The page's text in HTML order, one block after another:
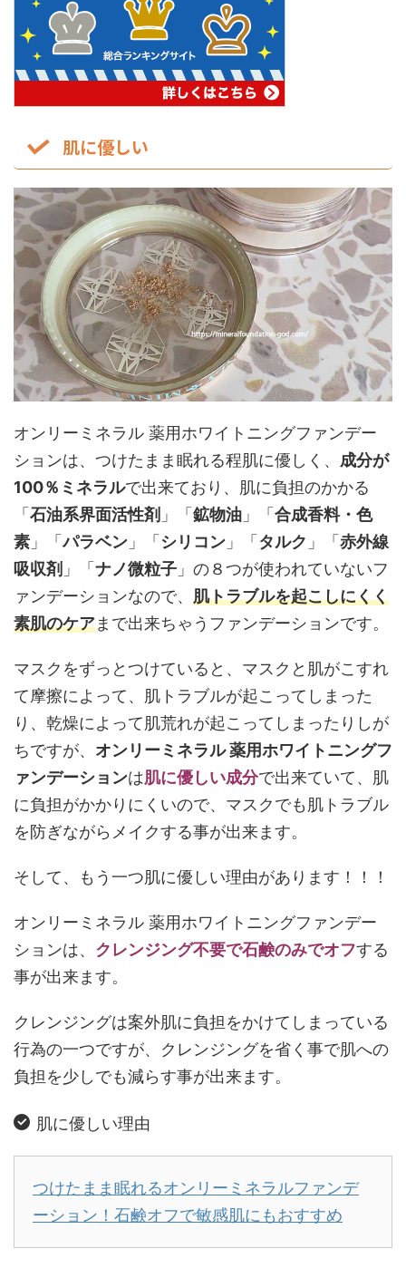
肌に優しい
オンリーミネラル 薬用ホワイトニングファンデー
ションは、つけたまま眠れる程肌に優しく、 成分が
100％ミネラルで出来ており、肌に負担のかかる
「石油系界面活性剤 」「鉱物油 」「合成香料・色
素 」「パラベン 」「シリコン 」「タルク 」「赤外線
吸収剤 」「ナノ微粒子 」の８つが使われていないフ
ァンデーションなので、 肌トラブルを起こしにくく
素肌のケアまで出来ちゃうファンデーションです。
マスクをずっとつけていると、マスクと肌がこすれ
て摩擦によって、肌トラブルが起こってしまった
り、乾燥によって肌荒れが起こってしまったりしが
ちですが、 オンリーミネラル 薬用ホワイトニングフ
ァンデーションは肌に優しい成分で出来ていて、肌
に負担がかかりにくいので、マスクでも肌トラブル
を防ぎながらメイクする事が出来ます。
そして、もう一つ肌に優しい理由があります！！！
オンリーミネラル 薬用ホワイトニングファンデー
ションは、 クレンジング不要で石鹸のみでオフする
事が出来ます。
クレンジングは案外肌に負担をかけてしまっている
行為の一つですが、クレンジングを省く事で肌への
負担を少しでも減らす事が出来ます。
肌に優しい理由
つけたまま眠れるオンリーミネラルファンデ
ーション！石鹸オフで敏感肌にもおすすめ